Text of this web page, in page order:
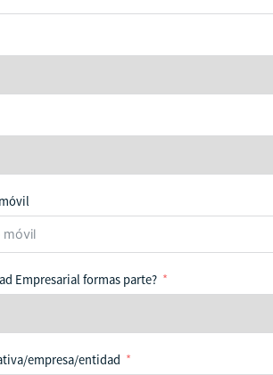
Empresarial formas parte?
empresa/entidad